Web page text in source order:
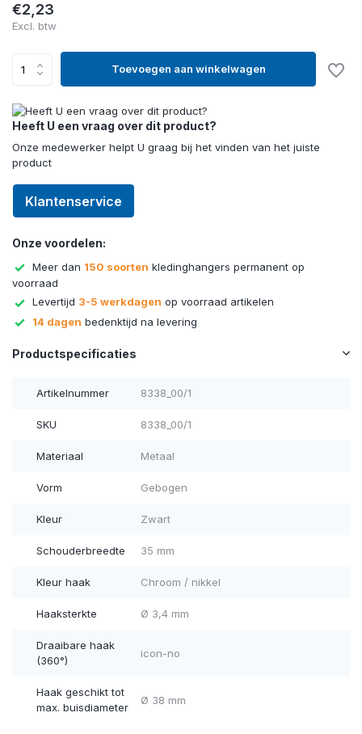
€2,23
Excl. btw
Toevoegen aan winkelwagen
Heeft U een vraag over dit product?
Onze medewerker helpt U graag bij het vinden van het juiste
product
Klantenservice
Onze voordelen:
Meer dan 150 soorten kledinghangers permanent op
voorraad
Levertijd 3-5 werkdagen op voorraad artikelen
14 dagen bedenktijd na levering
Productspecificaties
Artikelnummer 8338_00/1
SKU 8338_00/1
Materiaal Metaal
Vorm Gebogen
Kleur Zwart
Schouderbreedte 35 mm
Kleur haak Chroom / nikkel
Haaksterkte Ø 3,4 mm
Draaibare haak
(360°)
icon-no
Haak geschikt tot
max. buisdiameter
Ø 38 mm